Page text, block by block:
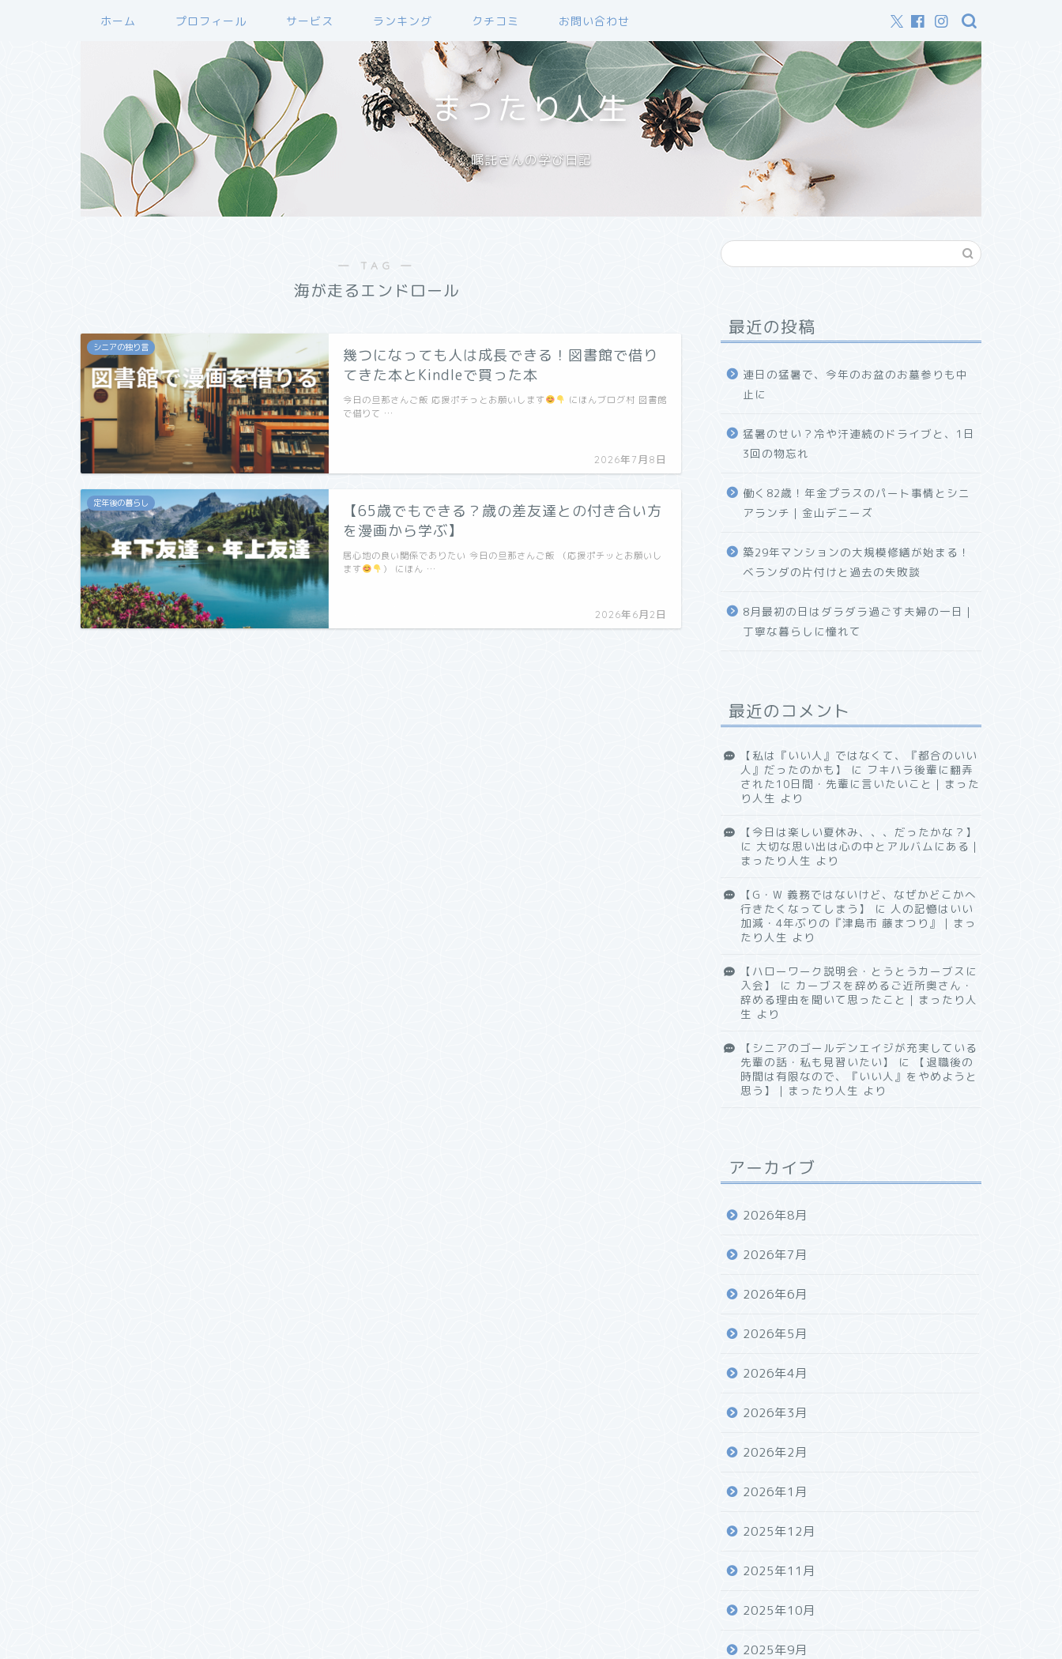
ホーム プロフィール サービス ランキング クチコミ お問い合わせ
まったり人生
嘱託さんの学び日記
― TAG ―
海が走るエンドロール
シニアの独り言
幾つになっても人は成長できる！図書館で借り
てきた本とKindleで買った本
2026年7月8日
今日の旦那さんご飯 応援ポチっとお願いします
にほんブログ村 図書館
で借りて …
定年後の暮らし
【65歳でもできる？歳の差友達との付き合い方
を漫画から学ぶ】
2026年6月2日
居心地の良い関係でありたい 今日の旦那さんご飯 （応援ポチッとお願いし
ます
） にほん …
最近の投稿
連日の猛暑で、今年のお盆のお墓参りも中
止に
猛暑のせい？冷や汗連続のドライブと、1日
3回の物忘れ
働く82歳！年金プラスのパート事情とシニ
アランチ｜金山デニーズ
築29年マンションの大規模修繕が始まる！
ベランダの片付けと過去の失敗談
8月最初の日はダラダラ過ごす夫婦の一日｜
丁寧な暮らしに憧れて
最近のコメント
【私は『いい人』ではなくて、『都合のいい
人』だったのかも】
に フキハラ後輩に翻弄
された10日間・先輩に言いたいこと｜まった
り人生 より
【今日は楽しい夏休み、、、だったかな？】
に 大切な思い出は心の中とアルバムにある｜
まったり人生 より
【G・W 義務ではないけど、なぜかどこかへ
行きたくなってしまう】
に 人の記憶はいい
加減・4年ぶりの『津島市 藤まつり』｜まっ
たり人生 より
【ハローワーク説明会・とうとうカーブスに
入会】
に カーブスを辞めるご近所奥さん・
辞める理由を聞いて思ったこと｜まったり人
生 より
【シニアのゴールデンエイジが充実している
先輩の話・私も見習いたい】
に
【退職後の
時間は有限なので、『いい人』をやめようと
思う】｜まったり人生 より
アーカイブ
2026年8月
2026年7月
2026年6月
2026年5月
2026年4月
2026年3月
2026年2月
2026年1月
2025年12月
2025年11月
2025年10月
2025年9月